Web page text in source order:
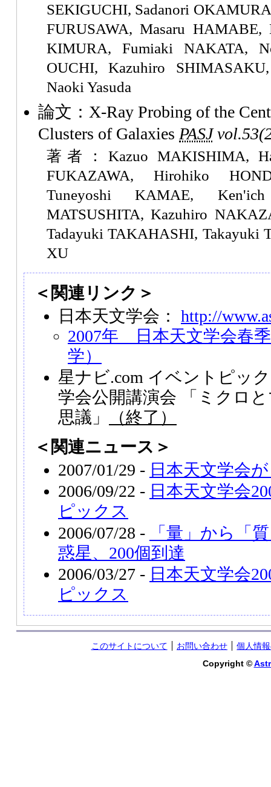
SEKIGUCHI, Sadanori
FURUSAWA, Masaru
KIMURA, Fumiaki NAKATA,
OUCHI, Kazuhiro
Naoki Yasuda
論文：X-Ray Probing of the
Clusters of Galaxies PASJ
著者：Kazuo MAKISHIMA,
FUKAZAWA, Hirohiko
Tuneyoshi KAMAE,
MATSUSHITA, Kazuhiro
Tadayuki TAKAHASHI, Takayuki
XU
＜関連リンク＞
日本天文学会： http://
2007年 日本天文学会春
学）
星ナビ.com イベントピッ
学会公開講演会 「ミクロ
思議」
（終了）
＜関連ニュース＞
2007/01/29 - 日本天文学会
2006/09/22 - 日本天文学会
ピックス
2006/07/28 -
「量」から「
惑星、200個到達
2006/03/27 - 日本天文学会
ピックス
このサイトについて お問い合わせ
個人情
Copyright ©